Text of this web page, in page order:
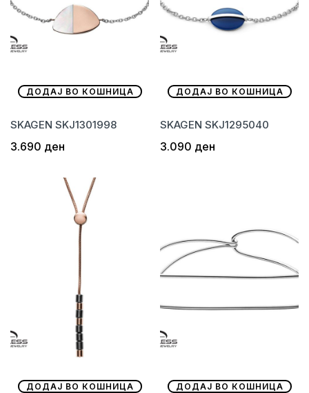
ДОДАЈ ВО КОШНИЦА
SKAGEN SKJ1301998
3.690 ден
ДОДАЈ ВО КОШНИЦА
SKAGEN SKJ1295040
3.090 ден
ДОДАЈ ВО КОШНИЦА ДОДАЈ ВО КОШНИЦА